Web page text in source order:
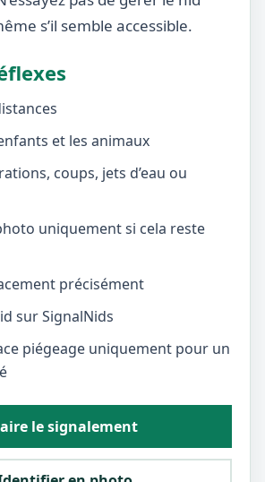
s’il semble accessible.
et les animaux
coups, jets d’eau ou
uniquement si cela reste
précisément
sur SignalNids
piégeage uniquement pour un
le signalement